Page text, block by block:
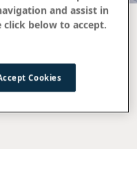
and assist in
below to accept.
Cookies